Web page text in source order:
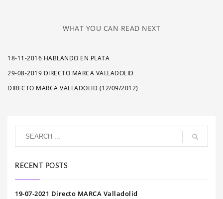
WHAT YOU CAN READ NEXT
18-11-2016 HABLANDO EN PLATA
29-08-2019 DIRECTO MARCA VALLADOLID
DIRECTO MARCA VALLADOLID (12/09/2012)
RECENT POSTS
19-07-2021 Directo MARCA Valladolid